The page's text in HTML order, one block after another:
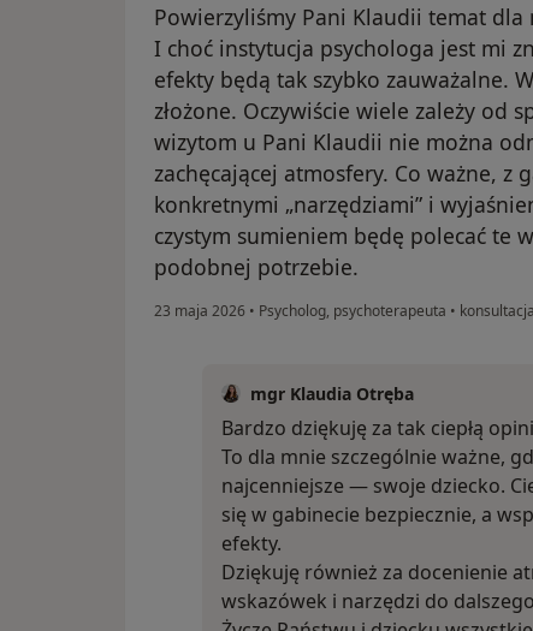
Powierzyliśmy Pani Klaudii temat dla
I choć instytucja psychologa jest mi
efekty będą tak szybko zauważalne.
złożone. Oczywiście wiele zależy od
wizytom u Pani Klaudii nie można
zachęcającej atmosfery. Co ważne, z
konkretnymi „narzędziami” i
czystym sumieniem będę polecać te
podobnej potrzebie.
23 maja 2026 • Psycholog, psychoterapeuta •
mgr Klaudia Otręba
Bardzo dziękuję za tak ciepłą
To dla mnie szczególnie ważne,
najcenniejsze — swoje dziecko.
się w gabinecie bezpiecznie, a
efekty.
Dziękuję również za docenienie
wskazówek i narzędzi do